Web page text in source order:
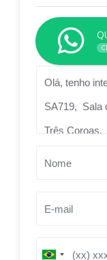
B